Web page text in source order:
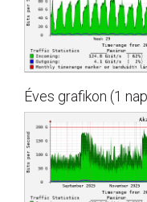
Éves grafikon (1